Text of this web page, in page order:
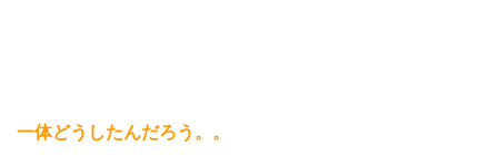
一体どうしたんだろう。。